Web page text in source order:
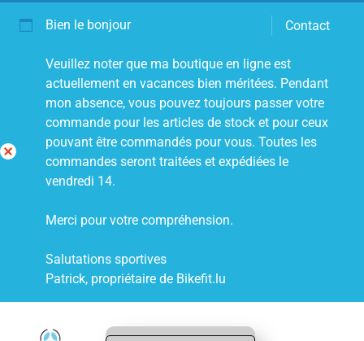
Contact
Bien le bonjour
Veuillez noter que ma boutique en ligne est
actuellement en vacances bien méritées. Pendant
mon absence, vous pouvez toujours passer votre
commande pour les articles de stock et pour ceux
pouvant être commandés pour vous. Toutes les
commandes seront traitées et expédiées le
vendredi 14.
Merci pour votre compréhension.
Salutations sportives
Patrick, propriétaire de Bikefit.lu